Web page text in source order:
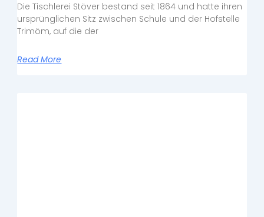
Die Tischlerei Stöver bestand seit 1864 und hatte ihren
ursprünglichen Sitz zwischen Schule und der Hofstelle
Trimöm, auf die der
Read More